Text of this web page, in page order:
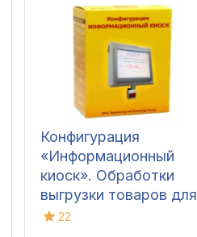
Конфигурация
«Информационный
киоск». Обработки
выгрузки товаров для
ТиС 9.2, УТ 10.3, УТ 11
22